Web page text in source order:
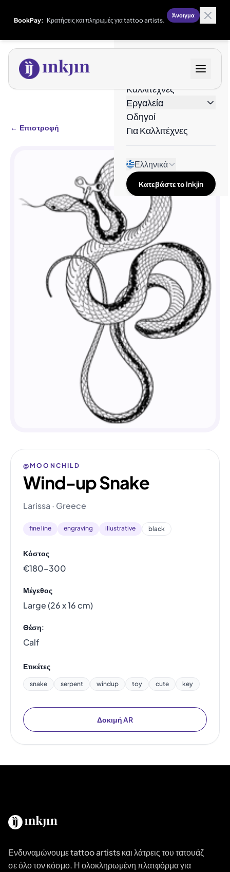
BookPay: Κρατήσεις και πληρωμές για tattoo artists.
Άνοιγμα
Καλλιτέχνες
Εργαλεία
Οδηγοί
Για Καλλιτέχνες
Ελληνικά
Κατεβάστε το Inkjin
← Επιστροφή
@MOONCHILD
Wind-up Snake
Larissa · Greece
fine line engraving illustrative black
Κόστος
€180–300
Μέγεθος
Large (26 x 16 cm)
Θέση:
Calf
Ετικέτες
snake serpent windup toy cute key
Δοκιμή AR
Ενδυναμώνουμε tattoo artists και λάτρεις του τατουάζ
σε όλο τον κόσμο. Η ολοκληρωμένη πλατφόρμα για